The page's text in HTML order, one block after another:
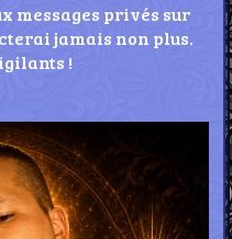
messages privés sur
jamais non plus.
!